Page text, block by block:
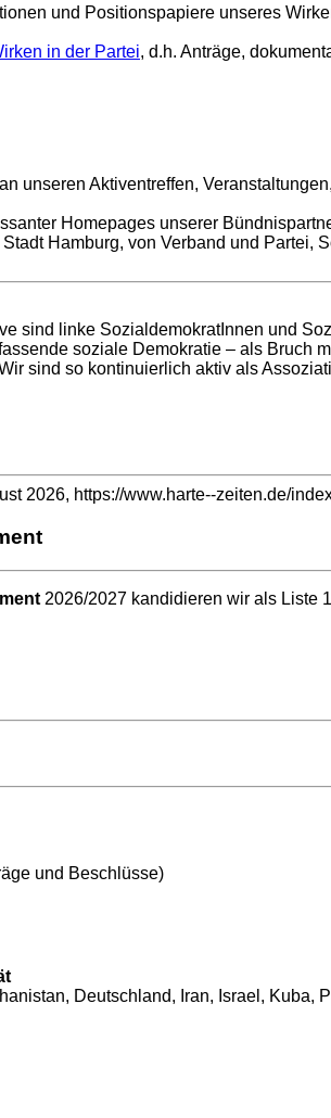
und Positionspapiere unseres
in der Partei, d.h. Anträge,
unseren Aktiventreffen,
Homepages unserer
Hamburg, von Verband und Partei,
sind linke SozialdemokratInnen und
soziale Demokratie – als
sind so kontinuierlich aktiv als
2026, https://www.harte--zeiten.de/
2026/2027 kandidieren wir als Liste
und Beschlüsse)
, Deutschland, Iran, Israel , Kuba,